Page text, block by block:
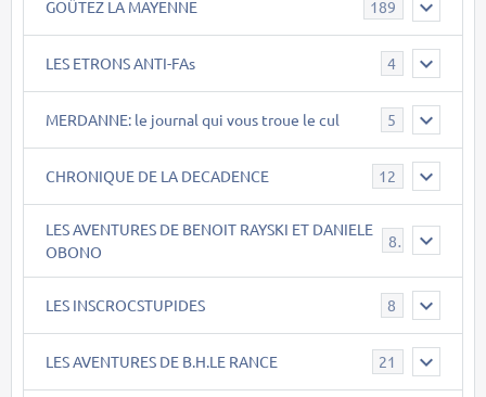
GOÛTEZ LA MAYENNE 189
LES ETRONS ANTI-FAs 4
MERDANNE: le journal qui vous troue le cul 5
CHRONIQUE DE LA DECADENCE 12
LES AVENTURES DE BENOIT RAYSKI ET DANIELE
OBONO
8
LES INSCROCSTUPIDES 8
LES AVENTURES DE B.H.LE RANCE 21